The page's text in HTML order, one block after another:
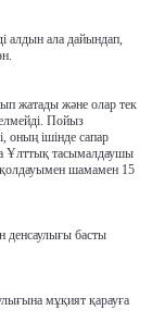
алдын ала дайындап,
жатады және олар тек
Пойыз
оның ішінде сапар
Ұлттық тасымалдаушы
шамамен 15
денсаулығы басты
мұқият қарауға